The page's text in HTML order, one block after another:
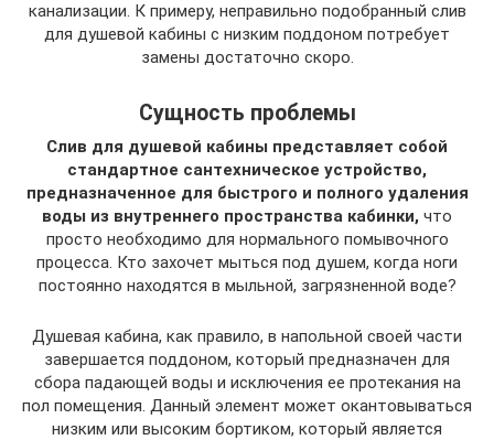
канализации. К примеру, неправильно подобранный слив
для душевой кабины с низким поддоном потребует
замены достаточно скоро.
Сущность проблемы
Слив для душевой кабины представляет собой
стандартное сантехническое устройство,
предназначенное для быстрого и полного удаления
воды из внутреннего пространства кабинки, что
просто необходимо для нормального помывочного
процесса. Кто захочет мыться под душем, когда ноги
постоянно находятся в мыльной, загрязненной воде?
Душевая кабина, как правило, в напольной своей части
завершается поддоном, который предназначен для
сбора падающей воды и исключения ее протекания на
пол помещения. Данный элемент может окантовываться
низким или высоким бортиком, который является